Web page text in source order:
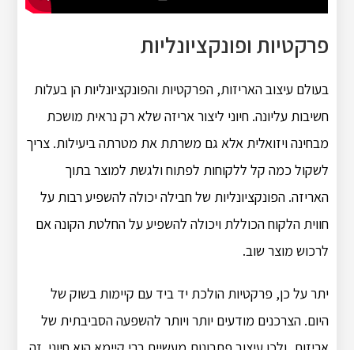
פרקטיות ופונקציונליות
בעולם עיצוב האריזות, הפרקטיות והפונקציונליות הן בעלות
חשיבות עליונה.חיוני ליצור אריזה שלא רק נראית מושכת
מבחינה ויזואלית אלא גם משרתת את מטרתה ביעילות.צריך
לשקול כמה קל ללקוחות לפתוח ולגשת למוצר בתוך
האריזה.הפונקציונליות של חבילה יכולה להשפיע רבות על
חווית הלקוח הכוללת ויכולה להשפיע על החלטת הקונה אם
לרכוש מוצר שוב.
יתר על כן, פרקטיות הולכת יד ביד עם קיימות בשוק של
היום.הצרכנים מודעים יותר ויותר להשפעה הסביבתית של